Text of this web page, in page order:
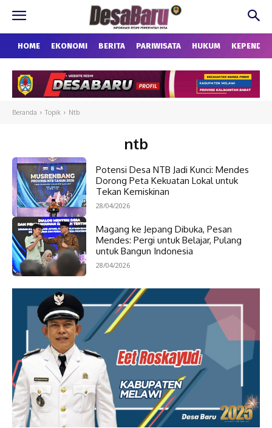
HOME EKONOMI BERITA PARIWISATA HUKUM
Beranda Topik Ntb
ntb
Potensi Desa NTB Jadi Kunci: Mendes
Dorong Peta Kekuatan Lokal untuk
Tekan Kemiskinan
28/04/2026
Magang ke Jepang Dibuka, Pesan
Mendes: Pergi untuk Belajar, Pulang
untuk Bangun Indonesia
28/04/2026